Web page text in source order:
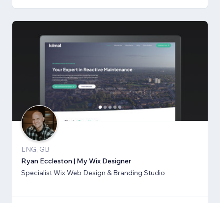
ENG, GB
Ryan Eccleston | My Wix Designer
Specialist Wix Web Design & Branding Studio